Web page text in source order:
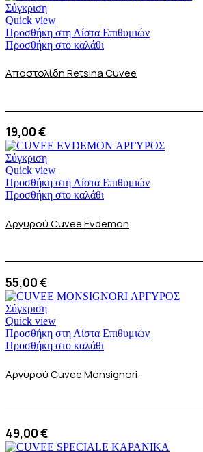
Σύγκριση
Quick view
Προσθήκη στη Λίστα Επιθυμιών
Προσθήκη στο καλάθι
Αποστολίδη Retsina Cuvee
19,00€
Σύγκριση
Quick view
Προσθήκη στη Λίστα Επιθυμιών
Προσθήκη στο καλάθι
Αργυρού Cuvee Evdemon
55,00€
Σύγκριση
Quick view
Προσθήκη στη Λίστα Επιθυμιών
Προσθήκη στο καλάθι
Αργυρού Cuvee Monsignori
49,00€